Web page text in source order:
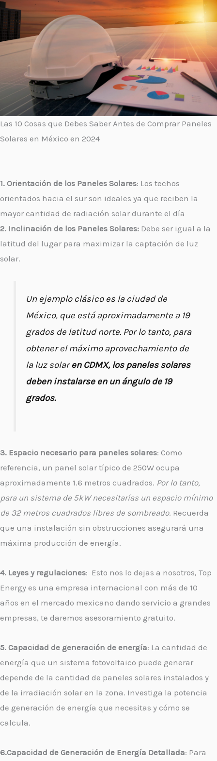
Las 10 Cosas que Debes Saber Antes de Comprar Paneles
Solares en México en 2024
1. Orientación de los Paneles Solares: Los techos
orientados hacia el sur son ideales ya que reciben la
mayor cantidad de radiación solar durante el día
2. Inclinación de los Paneles Solares: Debe ser igual a la
latitud del lugar para maximizar la captación de luz
solar.
Un ejemplo clásico es la ciudad de
México, que está aproximadamente a 19
grados de latitud norte. Por lo tanto, para
obtener el máximo aprovechamiento de
la luz solaren CDMX, los paneles solares
deben instalarse en un ángulo de 19
grados.
3. Espacio necesario para paneles solares: Como
referencia, un panel solar típico de 250W ocupa
aproximadamente 1.6 metros cuadrados. Por lo tanto,
para un sistema de 5kW necesitarías un espacio mínimo
de 32 metros cuadrados libres de sombreado. Recuerda
que una instalación sin obstrucciones asegurará una
máxima producción de energía.
4. Leyes y regulaciones: Esto nos lo dejas a nosotros, Top
Energy es una empresa internacional con más de 10
años en el mercado mexicano dando servicio a grandes
empresas, te daremos asesoramiento gratuito.
5. Capacidad de generación de energía: La cantidad de
energía que un sistema fotovoltaico puede generar
depende de la cantidad de paneles solares instalados y
de la irradiación solar en la zona. Investiga la potencia
de generación de energía que necesitas y cómo se
calcula.
6.Capacidad de Generación de Energía Detallada: Para